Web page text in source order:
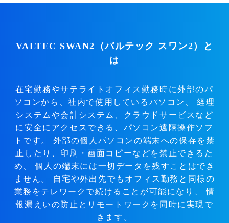
VALTEC SWAN2（バルテック スワン2）と
は
在宅勤務やサテライトオフィス勤務時に外部のパ
ソコンから、社内で使用しているパソコン、
経理
システムや会計システム、クラウドサービスなど
に安全にアクセスできる、パソコン遠隔操作ソフ
トです。 外部の個人パソコンの端末への保存を禁
止したり、印刷・画面コピーなどを禁止できるた
め、
個人の端末には一切データを残すことはでき
ません。
自宅や外出先でもオフィス勤務と同様の
業務をテレワークで続けることが可能になり、
情
報漏えいの防止とリモートワークを同時に実現で
きます。